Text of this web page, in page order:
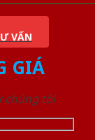
VẤN
GIÁ
chúng tôi